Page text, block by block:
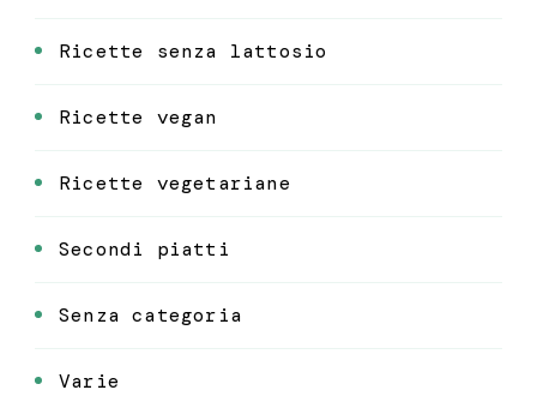
Ricette senza lattosio
Ricette vegan
Ricette vegetariane
Secondi piatti
Senza categoria
Varie